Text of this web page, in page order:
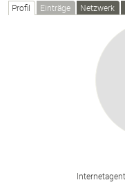
Profil Einträge Netzwerk